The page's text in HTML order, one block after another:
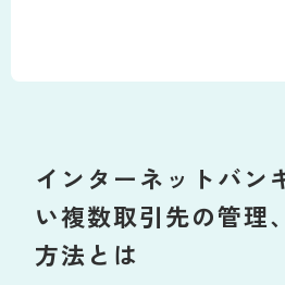
機能
機能
接続金融機関
インターネットバン
い複数取引先の管理
方法とは